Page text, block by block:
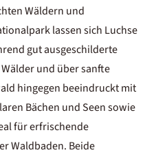
Wäldern und
lassen sich Luchse
gut ausgeschilderte
und über sanfte
hingegen beeindruckt mit
Bächen und Seen sowie
für erfrischende
Waldbaden. Beide